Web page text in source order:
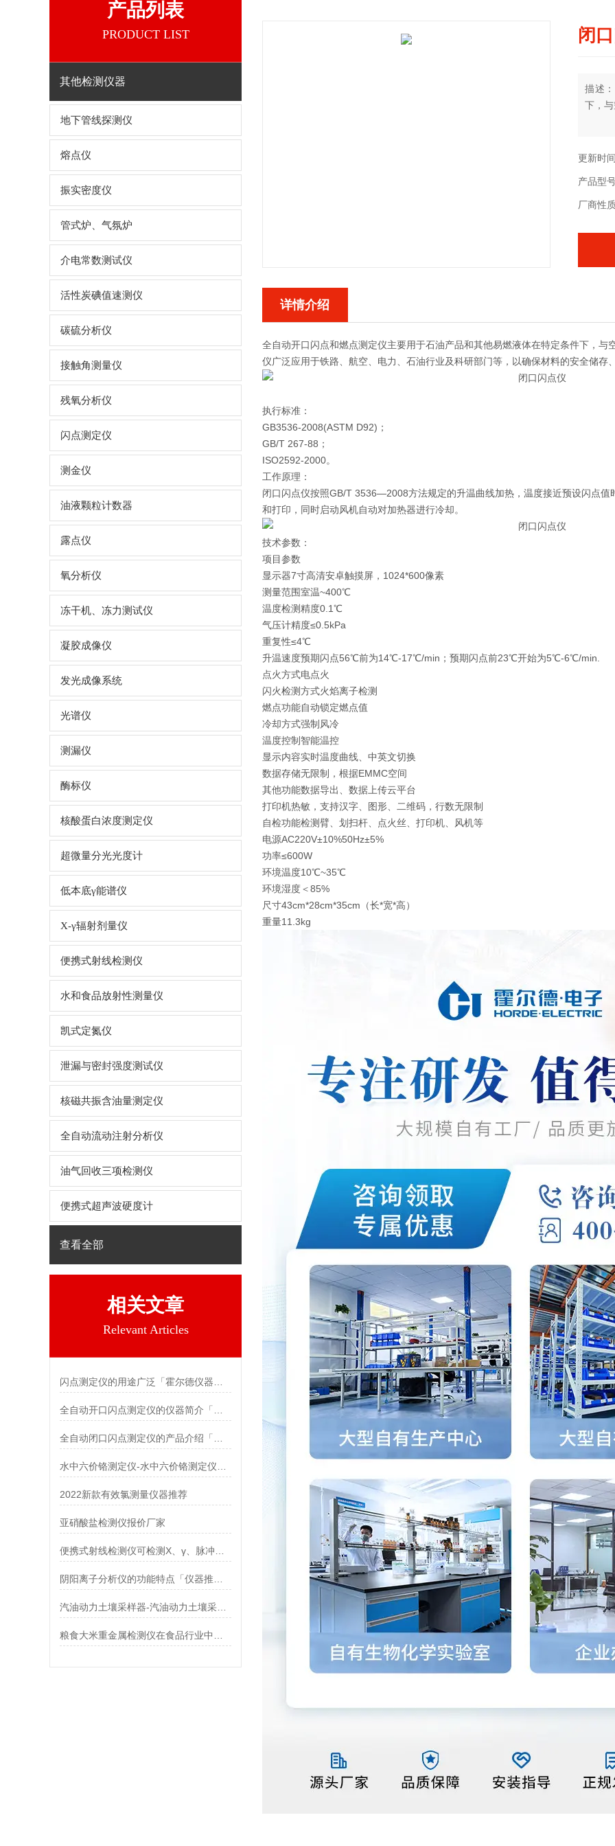
产品列表
PRODUCT LIST
其他检测仪器
地下管线探测仪
熔点仪
振实密度仪
管式炉、气氛炉
介电常数测试仪
活性炭碘值速测仪
碳硫分析仪
接触角测量仪
残氧分析仪
闪点测定仪
测金仪
油液颗粒计数器
露点仪
氧分析仪
冻干机、冻力测试仪
凝胶成像仪
发光成像系统
光谱仪
测漏仪
酶标仪
核酸蛋白浓度测定仪
超微量分光光度计
低本底γ能谱仪
X-γ辐射剂量仪
便携式射线检测仪
水和食品放射性测量仪
凯式定氮仪
泄漏与密封强度测试仪
核磁共振含油量测定仪
全自动流动注射分析仪
油气回收三项检测仪
便携式超声波硬度计
查看全部
相关文章
Relevant Articles
2022新款有效氯测量仪器推荐
亚硝酸盐检测仪报价厂家
汽油动力土壤采样器-汽油动力土壤采样器
闭
描述
下，
更新时
产品型
厂商性
详情介绍
全自动开口闪点和燃点测定仪主要用于石油产品和其他易燃液体在特定条件下，
仪广泛应用于铁路、航空、电力、石油行业及科研部门等，以确保材料的安全储存
执行标准：
GB3536-2008(ASTM D92)；
GB/T 267-88；
ISO2592-2000。
工作原理：
闭口闪点仪按照GB/T 3536—2008方法规定的升温曲线加热，温度接近预设闪点
和打印，同时启动风机自动对加热器进行冷却。
技术参数：
项目参数
显示器7寸高清安卓触摸屏，1024*600像素
测量范围室温~400℃
温度检测精度0.1℃
气压计精度≤0.5kPa
重复性≤4℃
升温速度预期闪点56℃前为14℃-17℃/min；预期闪点前23℃开始为5℃-6℃/min.
点火方式电点火
闪火检测方式火焰离子检测
燃点功能自动锁定燃点值
冷却方式强制风冷
温度控制智能温控
显示内容实时温度曲线、中英文切换
数据存储无限制，根据EMMC空间
其他功能数据导出、数据上传云平台
打印机热敏，支持汉字、图形、二维码，行数无限制
自检功能检测臂、划扫杆、点火丝、打印机、风机等
电源AC220V±10%50Hz±5%
功率≤600W
环境温度10℃~35℃
环境湿度＜85%
尺寸43cm*28cm*35cm（长*宽*高）
重量11.3kg